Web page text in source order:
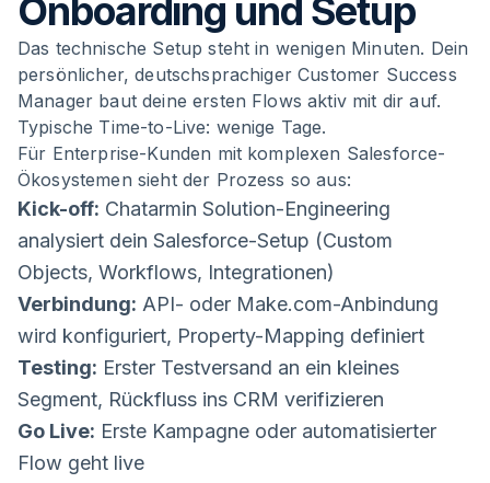
Onboarding und Setup
Das technische Setup steht in wenigen Minuten. Dein
persönlicher, deutschsprachiger Customer Success
Manager baut deine ersten Flows aktiv mit dir auf.
Typische Time-to-Live: wenige Tage.
Für Enterprise-Kunden mit komplexen Salesforce-
Ökosystemen sieht der Prozess so aus:
Kick-off: Chatarmin Solution-Engineering
analysiert dein Salesforce-Setup (Custom
Objects, Workflows, Integrationen)
Verbindung: API- oder Make.com-Anbindung
wird konfiguriert, Property-Mapping definiert
Testing: Erster Testversand an ein kleines
Segment, Rückfluss ins CRM verifizieren
Go Live: Erste Kampagne oder automatisierter
Flow geht live